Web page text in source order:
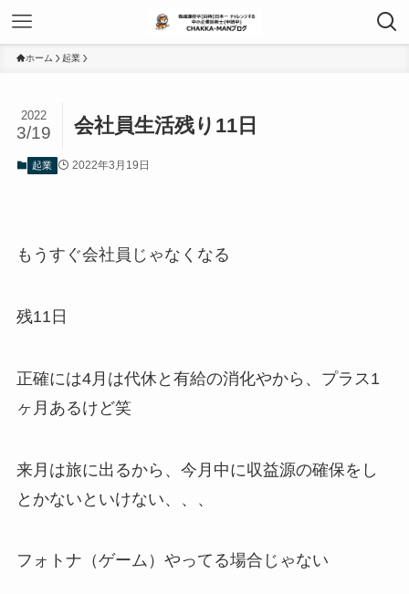
ホーム 起業
会社員生活残り11日
2022
3/19
起業 2022年3月19日
もうすぐ会社員じゃなくなる
残11日
正確には4月は代休と有給の消化やから、プラス1
ヶ月あるけど笑
来月は旅に出るから、今月中に収益源の確保をし
とかないといけない、、、
フォトナ（ゲーム）やってる場合じゃない